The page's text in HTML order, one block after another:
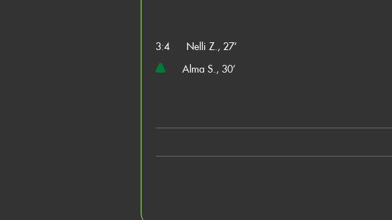
3:4
Nelli Z., 27’
Alma S., 30’